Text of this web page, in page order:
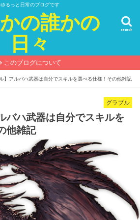
ゆるっと日常のブログです
の誰かの
日々
search
このブログについて
ル】アルバハ武器は自分でスキルを選べる仕様！その他雑記
グラブル
バハ武器は自分でスキルを
他雑記